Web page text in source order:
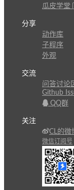
瓜皮学堂
分享
动作库
子程序
外观
交流
问答讨论
Github
QQ群
关注
CL的微
微信订阅号